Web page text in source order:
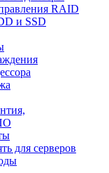
RAID
и SSD
для серверов